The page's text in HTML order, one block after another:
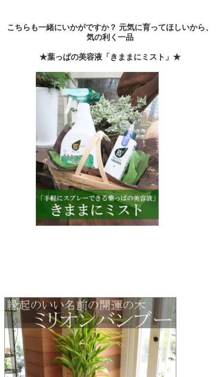
こちらも一緒にいかがですか？ 元気に育ってほしいから、
気の利く一品
★葉っぱの美容液「きままにミスト」★